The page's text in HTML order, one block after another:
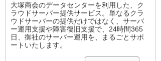
大塚商会のデータセンターを利用した、ク
ラウドサーバー提供サービス。単なるクラ
ウドサーバーの提供だけではなく、サーバ
ー運用支援や障害復旧支援で、24時間365
日、御社のサーバー運用を、まるごとサポ
ートいたします。